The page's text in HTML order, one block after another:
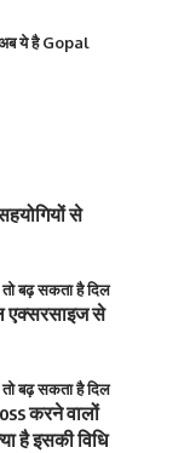
ये है Gopal
से
बढ़ सकता है दिल
एक्सरसाइज से
बढ़ सकता है दिल
करने वालों
है इसकी विधि